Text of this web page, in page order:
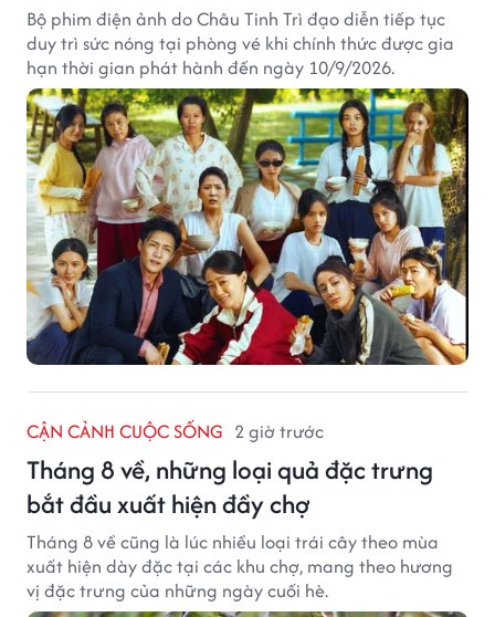
Bộ phim điện ảnh do Châu Tinh Trì đạo diễn tiếp tục
duy trì sức nóng tại phòng vé khi chính thức được gia
hạn thời gian phát hành đến ngày 10/9/2026.
CẬN CẢNH CUỘC SỐNG 2 giờ trước
Tháng 8 về, những loại quả đặc trưng
bắt đầu xuất hiện đầy chợ
Tháng 8 về cũng là lúc nhiều loại trái cây theo mùa
xuất hiện dày đặc tại các khu chợ, mang theo hương
vị đặc trưng của những ngày cuối hè.